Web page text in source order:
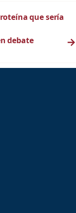
que sería
debate
→